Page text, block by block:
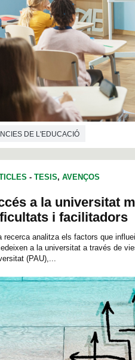
DE L'EDUCACIÓ
- TESIS, AVENÇOS
a la universitat
i facilitadors
recerca analitza els factors que
a la universitat a través de
(PAU),...